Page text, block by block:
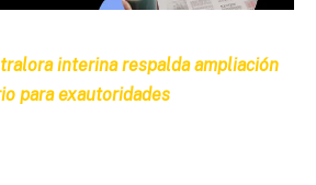
interina respalda ampliación
para exautoridades